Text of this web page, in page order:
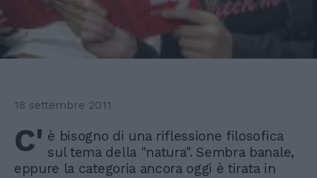
18 settembre 2011
C' è bisogno di una riflessione filosofica
sul tema della "natura". Sembra banale,
eppure la categoria ancora oggi è tirata in